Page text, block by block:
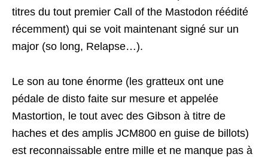
titres du tout premier Call of the Mastodon réédité
récemment) qui se voit maintenant signé sur un
major (so long, Relapse…).
Le son au tone énorme (les gratteux ont une
pédale de disto faite sur mesure et appelée
Mastortion, le tout avec des Gibson à titre de
haches et des amplis JCM800 en guise de billots)
est reconnaissable entre mille et ne manque pas à